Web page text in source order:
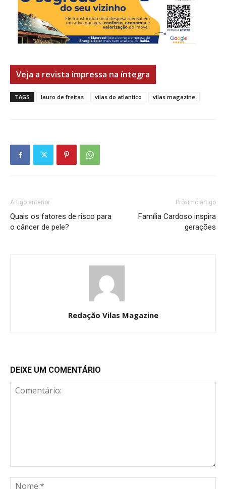
Veja a revista impressa na íntegra
TAGS lauro de freitas vilas do atlantico vilas magazine
Artigo anterior
Quais os fatores de risco para
o câncer de pele?
Próximo artigo
Família Cardoso inspira
gerações
Redação Vilas Magazine
DEIXE UM COMENTÁRIO